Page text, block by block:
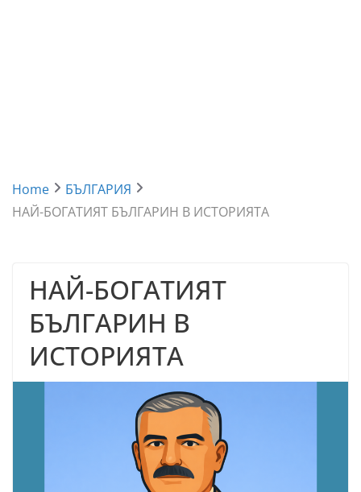
Home
БЪЛГАРИЯ
НАЙ-БОГАТИЯТ БЪЛГАРИН В ИСТОРИЯТА
НАЙ-БОГАТИЯТ
БЪЛГАРИН В
ИСТОРИЯТА